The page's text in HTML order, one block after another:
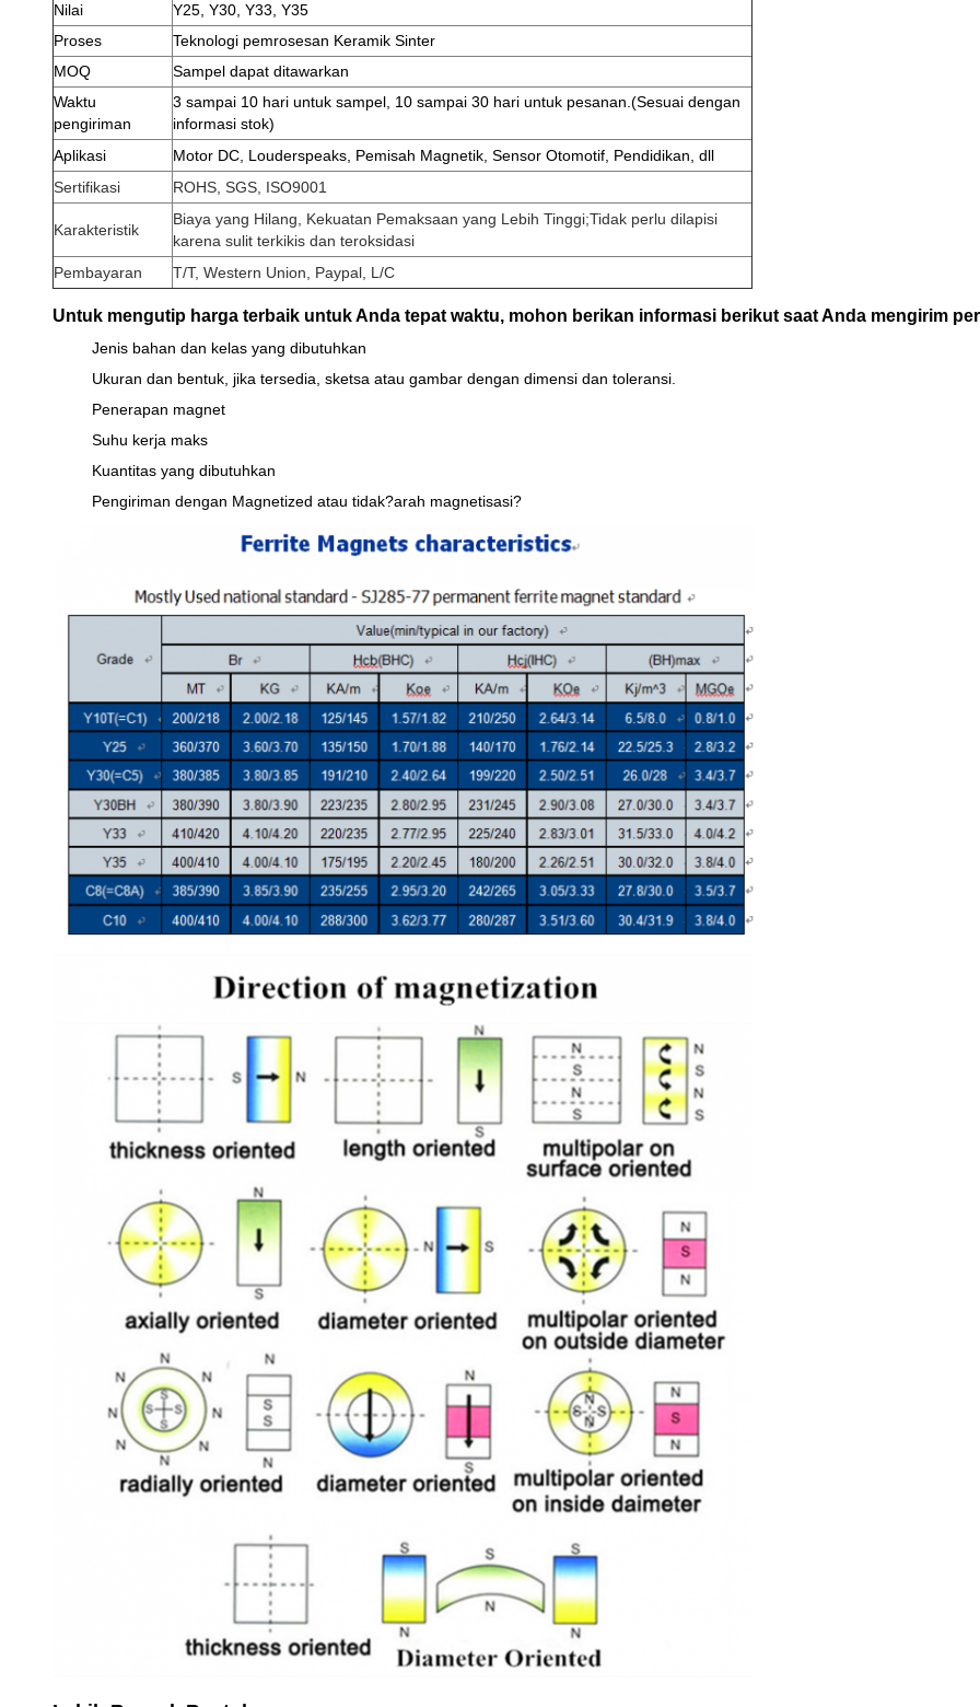
Nilai
Y25, Y30, Y33, Y35
Proses
Teknologi pemrosesan Keramik Sinter
MOQ
Sampel dapat ditawarkan
Waktu
pengiriman
3 sampai 10 hari untuk sampel, 10 sampai 30 hari untuk pesanan.(Sesuai dengan
informasi stok)
Aplikasi
Motor DC, Louderspeaks, Pemisah Magnetik, Sensor Otomotif, Pendidikan, dll
Sertifikasi
ROHS, SGS, ISO9001
Karakteristik
Biaya yang Hilang, Kekuatan Pemaksaan yang Lebih Tinggi;Tidak perlu dilapisi
karena sulit terkikis dan teroksidasi
Pembayaran
T/T, Western Union, Paypal, L/C
Untuk mengutip harga terbaik untuk Anda tepat waktu, mohon berikan informasi berikut saat Anda mengirim
Jenis bahan dan kelas yang dibutuhkan
Ukuran dan bentuk, jika tersedia, sketsa atau gambar dengan dimensi dan toleransi.
Penerapan magnet
Suhu kerja maks
Kuantitas yang dibutuhkan
Pengiriman dengan Magnetized atau tidak?arah magnetisasi?